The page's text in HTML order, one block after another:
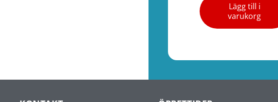
Lägg till i
varukorg